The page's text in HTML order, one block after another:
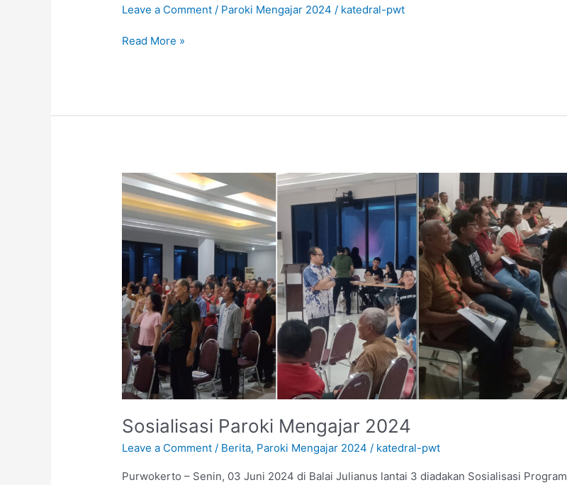
Leave a Comment / Paroki Mengajar 2024 / katedral-pwt
Read More »
Sosialisasi Paroki Mengajar 2024
Leave a Comment / Berita, Paroki Mengajar 2024 / katedral-pwt
Purwokerto – Senin, 03 Juni 2024 di Balai Julianus lantai 3 diadakan Sosialisasi Program
Sosialisasi
Paroki
Mengajar
2024